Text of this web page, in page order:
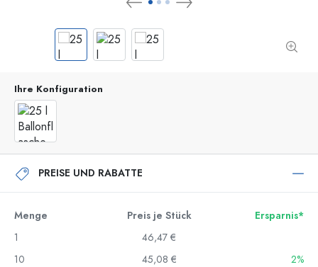
Ihre Konfiguration
PREISE UND RABATTE
Menge Preis je Stück
Ersparnis*
1
46,47 €
10
45,08 €
2%